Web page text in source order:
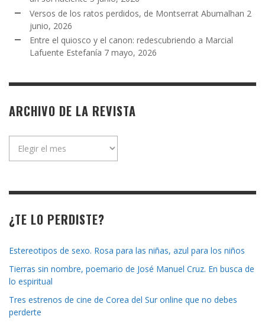
Versos de los ratos perdidos, de Montserrat Abumalhan 2
junio, 2026
Entre el quiosco y el canon: redescubriendo a Marcial
Lafuente Estefanía 7 mayo, 2026
ARCHIVO DE LA REVISTA
¿TE LO PERDISTE?
Estereotipos de sexo. Rosa para las niñas, azul para los niños
Tierras sin nombre, poemario de José Manuel Cruz. En busca de
lo espiritual
Tres estrenos de cine de Corea del Sur online que no debes
perderte